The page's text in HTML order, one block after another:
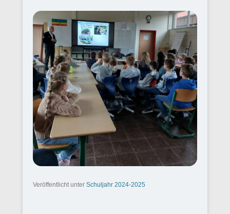
Veröffentlicht unter Schuljahr 2024-2025